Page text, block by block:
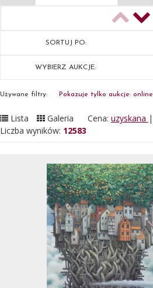
SORTUJ PO:
WYBIERZ AUKCJE:
Używane filtry: Pokazuje tylko aukcje: online
Lista Galeria Cena: uzyskana |
Liczba wyników: 12583